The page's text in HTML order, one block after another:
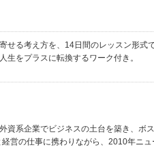
せる考え方を、14日間のレッスン形式
生をプラスに転換するワーク付き。
資系企業でビジネスの土台を築き、ボ
営の仕事に携わりながら、2010年ニュ